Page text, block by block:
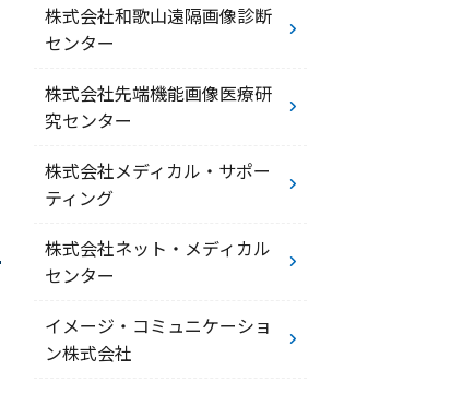
株式会社和歌山遠隔画像診断
センター
株式会社先端機能画像医療研
究センター
株式会社メディカル・サポー
ティング
株式会社ネット・メディカル
センター
イメージ・コミュニケーショ
ン株式会社